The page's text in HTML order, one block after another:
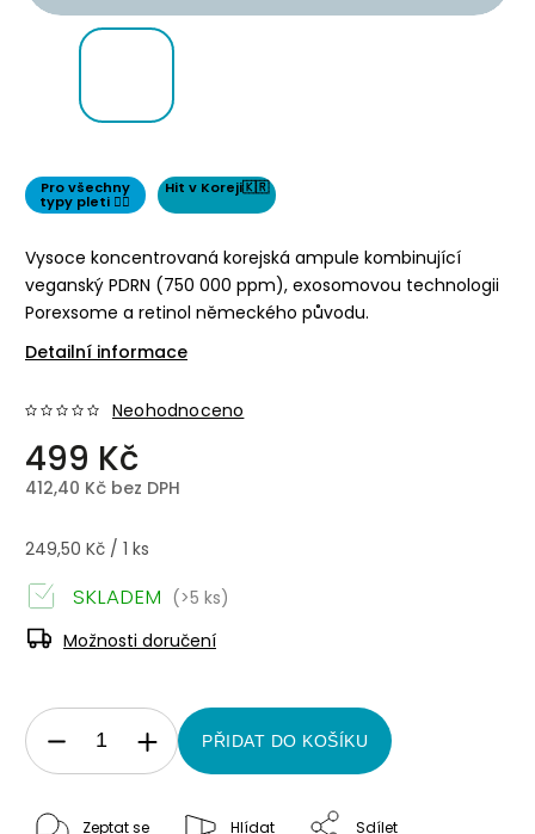
Pro všechny
typy pleti 👌🏻
Hit v Koreji🇰🇷
Vysoce koncentrovaná korejská ampule kombinující
veganský PDRN (750 000 ppm), exosomovou technologii
Porexsome a retinol německého původu.
Detailní informace
Neohodnoceno
499 Kč
412,40 Kč bez DPH
249,50 Kč / 1 ks
SKLADEM (>5 ks)
Možnosti doručení
PŘIDAT DO KOŠÍKU
Zeptat se Hlídat Sdílet